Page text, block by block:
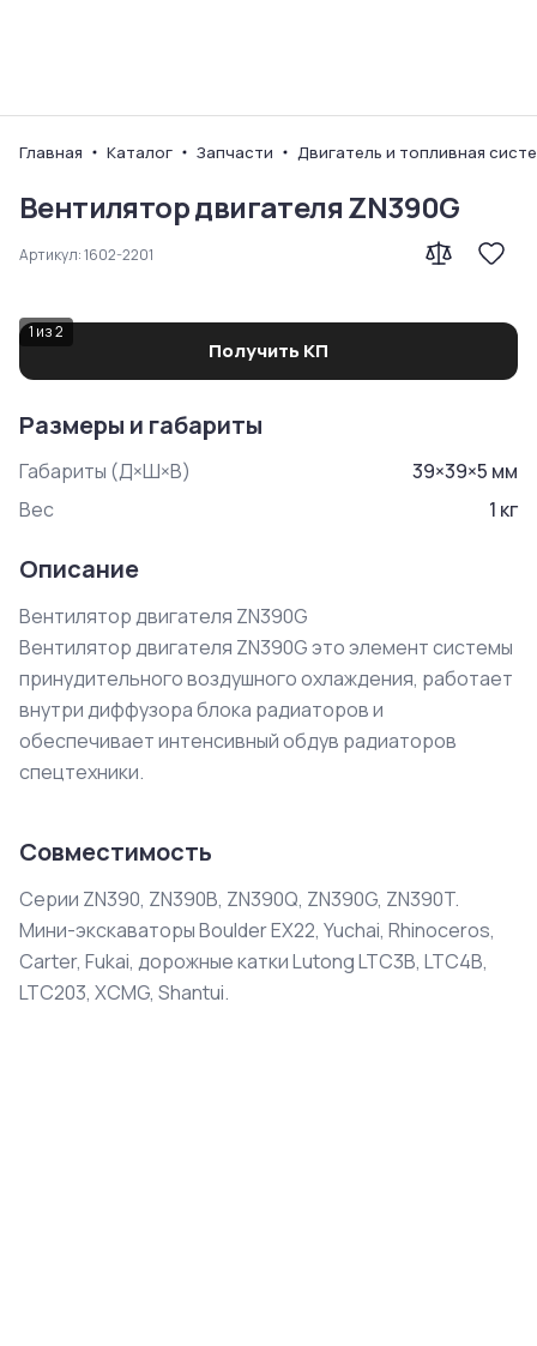
Главная Каталог Запчасти Двигатель и топливная
Вентилятор двигателя ZN390G
Артикул:1602-2201
1 из2
Получить КП
Размеры и габариты
Габариты (Д×Ш×В) 39×39×5 мм
Вес
1 кг
Описание
Вентилятор двигателя ZN390G
Вентилятор двигателя ZN390G это элемент системы
принудительного воздушного охлаждения, работает
внутри диффузора блока радиаторов и
обеспечивает интенсивный обдув радиаторов
спецтехники.
Совместимость
Серии ZN390, ZN390B, ZN390Q, ZN390G, ZN390T.
Мини-экскаваторы Boulder EX22, Yuchai, Rhinoceros,
Carter, Fukai, дорожные катки Lutong LTC3B, LTC4B,
LTC203, XCMG, Shantui.